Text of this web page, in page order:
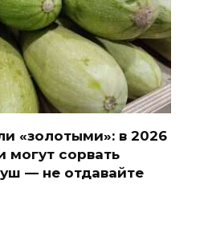
«золотыми»: в 2026
могут сорвать
— не отдавайте